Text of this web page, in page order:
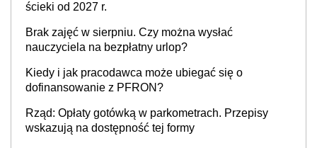
ścieki od 2027 r.
Brak zajęć w sierpniu. Czy można wysłać
nauczyciela na bezpłatny urlop?
Kiedy i jak pracodawca może ubiegać się o
dofinansowanie z PFRON?
Rząd: Opłaty gotówką w parkometrach. Przepisy
wskazują na dostępność tej formy